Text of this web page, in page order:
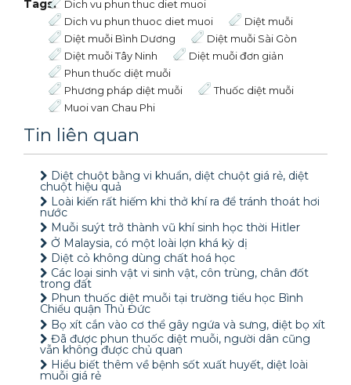
Tags: Dich vu phun thuc diet muoi
Dich vu phun thuoc diet muoi
Diệt muỗi
Diệt muỗi Bình Dương
Diệt muỗi Sài Gòn
Diệt muỗi Tây Ninh
Diệt muỗi đơn giản
Phun thuốc diệt muỗi
Phương pháp diệt muỗi
Thuốc diệt muỗi
Muoi van Chau Phi
Tin liên quan
Diệt chuột bằng vi khuẩn, diệt chuột giá rẻ, diệt
chuột hiệu quả
Loài kiến rất hiếm khi thở khí ra để tránh thoát hơi
nước
Muỗi suýt trở thành vũ khí sinh học thời Hitler
Ở Malaysia, có một loài lợn khá kỳ dị
Diệt cỏ không dùng chất hoá học
Các loại sinh vật vi sinh vật, côn trùng, chân đốt
trong đất
Phun thuốc diệt muỗi tại trường tiểu học Bình
Chiểu quận Thủ Đức
Bọ xít cắn vào cơ thể gây ngứa và sưng, diệt bọ xít
Đã được phun thuốc diệt muỗi, người dân cũng
vẫn không được chủ quan
Hiểu biết thêm về bệnh sốt xuất huyết, diệt loài
muỗi giá rẻ